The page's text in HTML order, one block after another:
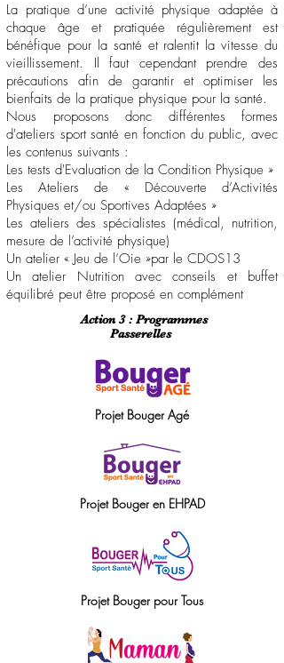
La pratique d’une activité physique adaptée à
chaque âge et pratiquée régulièrement est
bénéfique pour la santé et ralentit la vitesse du
vieillissement. Il faut cependant prendre des
précautions afin de garantir et optimiser les
bienfaits de la pratique physique pour la santé.
Nous proposons donc différentes formes
d'ateliers sport santé en fonction du public, avec
les contenus suivants :
Les tests d'Evaluation de la Condition Physique »
Les Ateliers de « Découverte d’Activités
Physiques et/ou Sportives Adaptées »
Les ateliers des spécialistes (médical, nutrition,
mesure de l’activité physique)
Un atelier « Jeu de l’Oie »par le CDOS13
Un atelier Nutrition avec conseils et buffet
équilibré peut être proposé en complément
Action 3 : Programmes
Passerelles
Projet Bouger Agé​
Projet Bouger en EHPAD
Projet Bouger pour Tous